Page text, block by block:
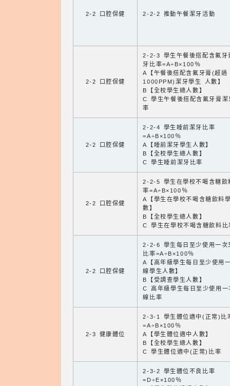
2-2 口腔保健 2-2-2 推動午餐潔牙活動
2-2 口腔保健
2-2-3 學生午餐後搭配含氟牙
牙比率=A÷B×100％
A【午餐後搭配含氟牙膏(超過
1000PPM)潔牙學生 人數】
B【全校學生總人數】
C 學生午餐後搭配含氟牙膏潔
率
2-2 口腔保健
2-2-4 學生睡前潔牙比率
=A÷B×100％
A【睡前潔牙學生人數】
B【全校學生總人數】
C 學生睡前潔牙比率
2-2 口腔保健
2-2-5 學生在學校不喝含糖飲
率=A÷B×100％
A【學生在學校不喝含糖飲料
數】
B【全校學生總人數】
C 學生在學校不喝含糖飲料比
2-2 口腔保健
2-2-6 學生每日至少使用一次
比率=A÷B×100％
A【高年級學生每日至少使用
線學生人數】
B【受調查學生人數】
C 高年級學生每日至少使用一
線比率
2-3 健康體位
2-3-1 學生體位適中(正常)比
=A÷B×100％
A【學生體位適中人數】
B【全校學生總人數】
C 學生體位適中(正常)比率
2-3-2 學生體位不良比率
=D÷E×100％